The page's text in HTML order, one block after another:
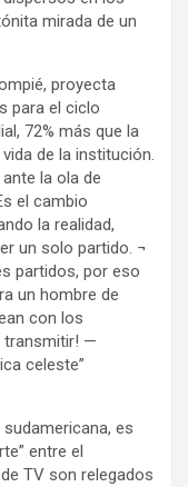
mirada de un
proyecta
para el ciclo
72% más que la
de la institución.
la ola de
el cambio
la realidad,
un solo partido. ¬
partidos, por eso
un hombre de
con los
transmitir! —
celeste”
es
entre el
TV son relegados